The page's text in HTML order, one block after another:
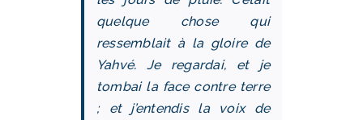
quelque chose qui
ressemblait à la gloire de
Yahvé. Je regardai, et je
tombai la face contre terre
; et j’entendis la voix de